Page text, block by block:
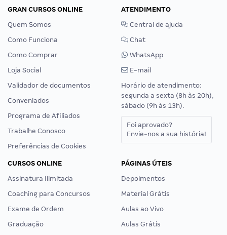
GRAN CURSOS ONLINE
Quem Somos
Como Funciona
Como Comprar
Loja Social
Validador de documentos
Conveniados
Programa de Afiliados
Trabalhe Conosco
Preferências de Cookies
ATENDIMENTO
Central de ajuda
Chat
WhatsApp
E-mail
Horário de atendimento:
segunda a sexta (8h às 20h),
sábado (9h às 13h).
Foi aprovado?
Envie-nos a sua história!
CURSOS ONLINE
Assinatura Ilimitada
Coaching para Concursos
Exame de Ordem
Graduação
PÁGINAS ÚTEIS
Depoimentos
Material Grátis
Aulas ao Vivo
Aulas Grátis